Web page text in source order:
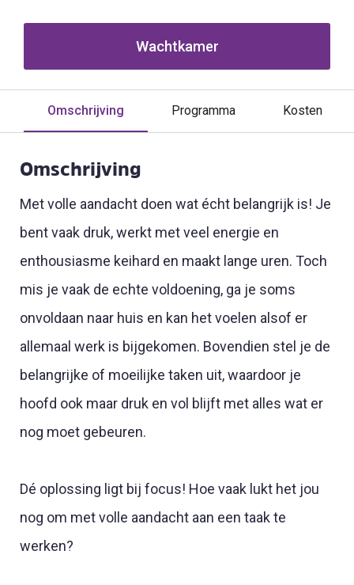
Wachtkamer
Omschrijving Programma Kosten
Omschrijving
Met volle aandacht doen wat écht belangrijk is! Je
bent vaak druk, werkt met veel energie en
enthousiasme keihard en maakt lange uren. Toch
mis je vaak de echte voldoening, ga je soms
onvoldaan naar huis en kan het voelen alsof er
allemaal werk is bijgekomen. Bovendien stel je de
belangrijke of moeilijke taken uit, waardoor je
hoofd ook maar druk en vol blijft met alles wat er
nog moet gebeuren.
Dé oplossing ligt bij focus! Hoe vaak lukt het jou
nog om met volle aandacht aan een taak te
werken?